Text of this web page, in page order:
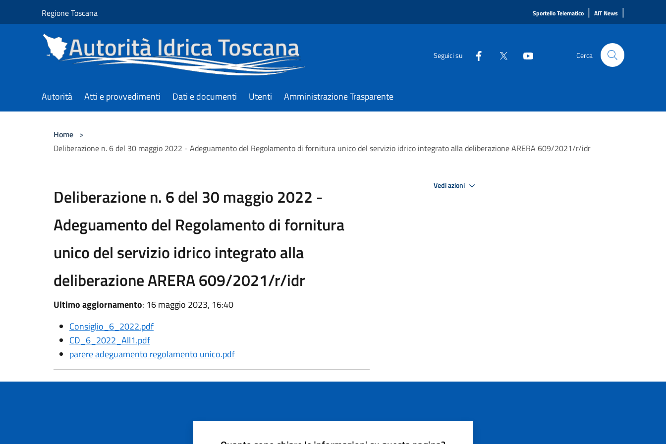
Regione Toscana Sportello Telematico | AIT News |
Seguici su Cerca
Autorità Atti e provvedimenti Dati e documenti Utenti Amministrazione Trasparente
Home >
Deliberazione n. 6 del 30 maggio 2022 - Adeguamento del Regolamento di fornitura unico del servizio idrico integrato alla deliberazione ARERA 609/2021/r/idr
Deliberazione n. 6 del 30 maggio 2022 -
Adeguamento del Regolamento di fornitura
unico del servizio idrico integrato alla
deliberazione ARERA 609/2021/r/idr
Ultimo aggiornamento: 16 maggio 2023, 16:40
Consiglio_6_2022.pdf
CD_6_2022_All1.pdf
parere adeguamento regolamento unico.pdf
Vedi azioni